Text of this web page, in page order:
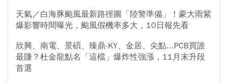
天氣／白海豚颱風最新路徑圖「陸警準備」！豪大雨紫
爆影響時間曝光，颱風假機率多大，10日報先看
欣興、南電、景碩、臻鼎-KY、金居、尖點...PCB買誰
最賺？杜金龍點名「這檔」爆炸性強漲，11月末升段
首選